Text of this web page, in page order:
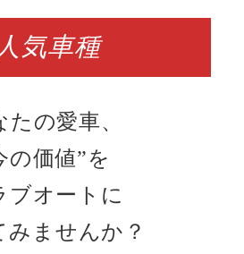
人気車種
たの愛車、
の価値”を
ブオートに
みませんか？